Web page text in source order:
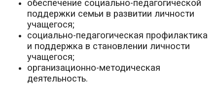
обеспечение социально-педагогической
поддержки семьи в развитии личности
учащегося;
социально-педагогическая профилактика
и поддержка в становлении личности
учащегося;
организационно-методическая
деятельность.